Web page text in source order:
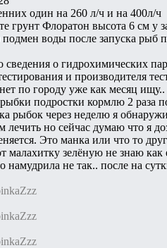
один на 260 л/ч и на 400л/ч
грунт Флоратон высота 6 см у
воды после запуска рыб
сведения о гидрохимических
и производителя
по городу уже как месяц ищу..
подростки кормлю 2 раза
рыбок через неделю я
лечить но сейчас думаю что я
Это манка или что то
малахитку зелёную не знаю
не так.. после на